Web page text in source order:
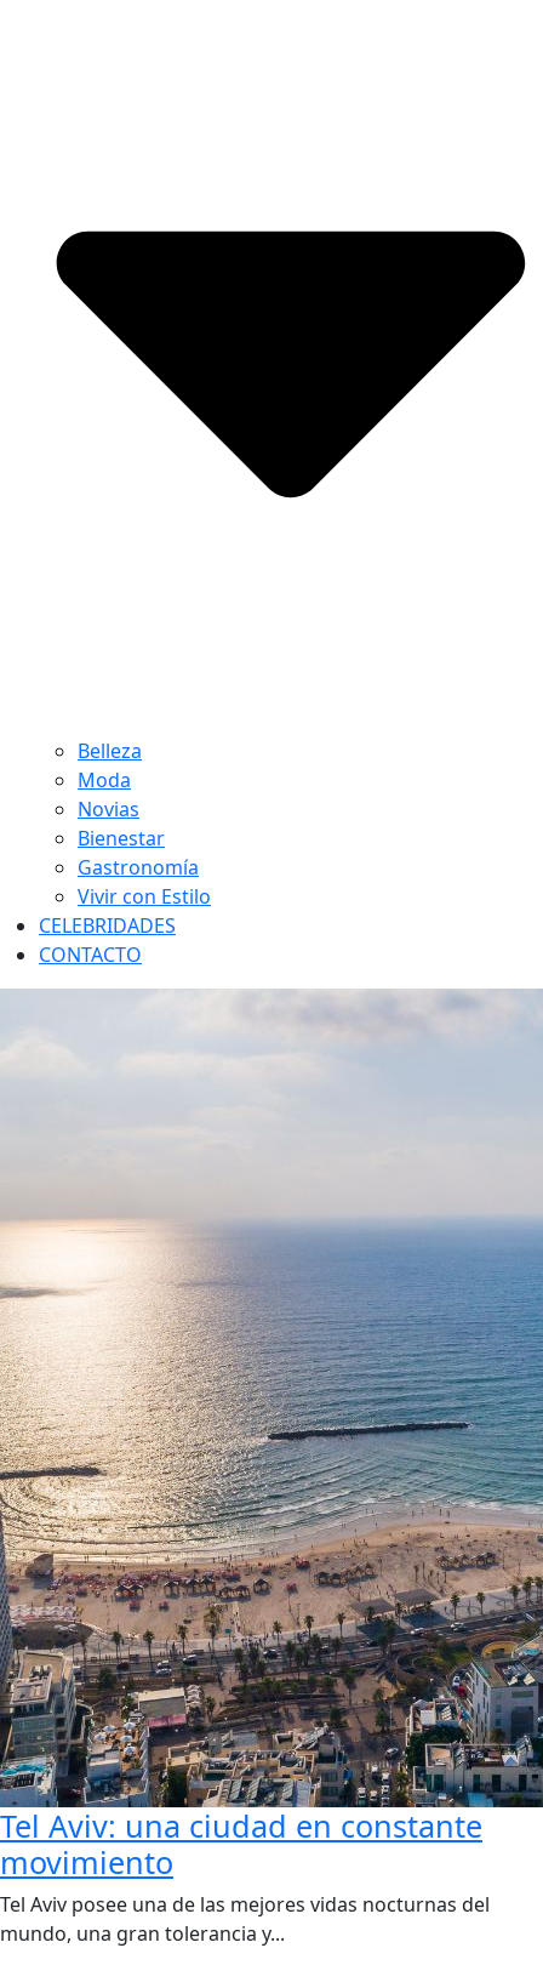
Belleza
Moda
Novias
Bienestar
Gastronomía
Vivir con Estilo
CELEBRIDADES
CONTACTO
Tel Aviv: una ciudad en constante
movimiento
Tel Aviv posee una de las mejores vidas nocturnas del
mundo, una gran tolerancia y...